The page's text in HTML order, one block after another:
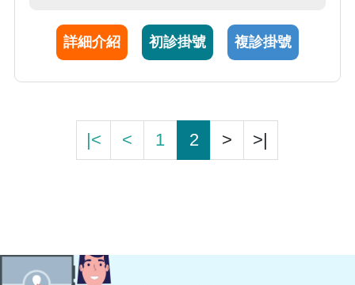
究。
詳細介紹
初診掛號 複診掛號
|< < 1 2 > >|